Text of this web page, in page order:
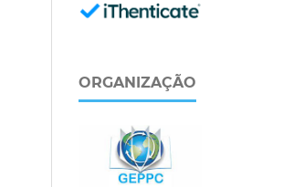
ORGANIZAÇÃO